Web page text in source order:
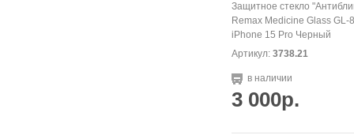
Защитное стекло
Remax Medicine Glass GL-
iPhone 15 Pro Черный
Артикул: 3738.21
в наличии
3 000р.